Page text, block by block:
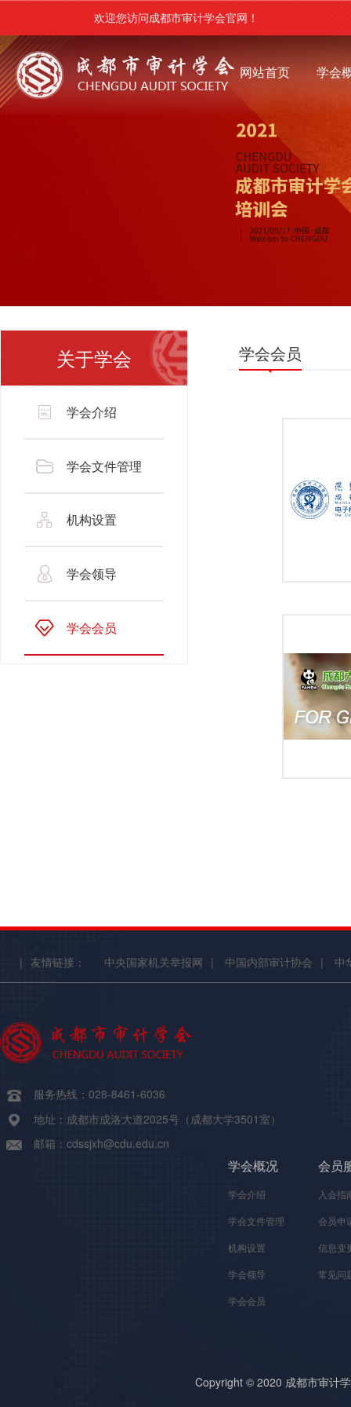
欢迎您访问成都市审计学会官网！
网站首页 学会
关于学会
学会介绍
学会文件管理
机构设置
学会领导
学会会员
学会会员
| 友情链接： 中央国家机关举报网 | 中国内部审计协会 | 中
服务热线：028-8461-6036
地址：成都市成洛大道2025号（成都大学3501室）
邮箱：cdssjxh@cdu.edu.cn
学会概况
学会介绍
学会文件管理
机构设置
学会领导
学会会员
会员
入会指
会员申
信息变
常见问
Copyright © 2020 成都市审计